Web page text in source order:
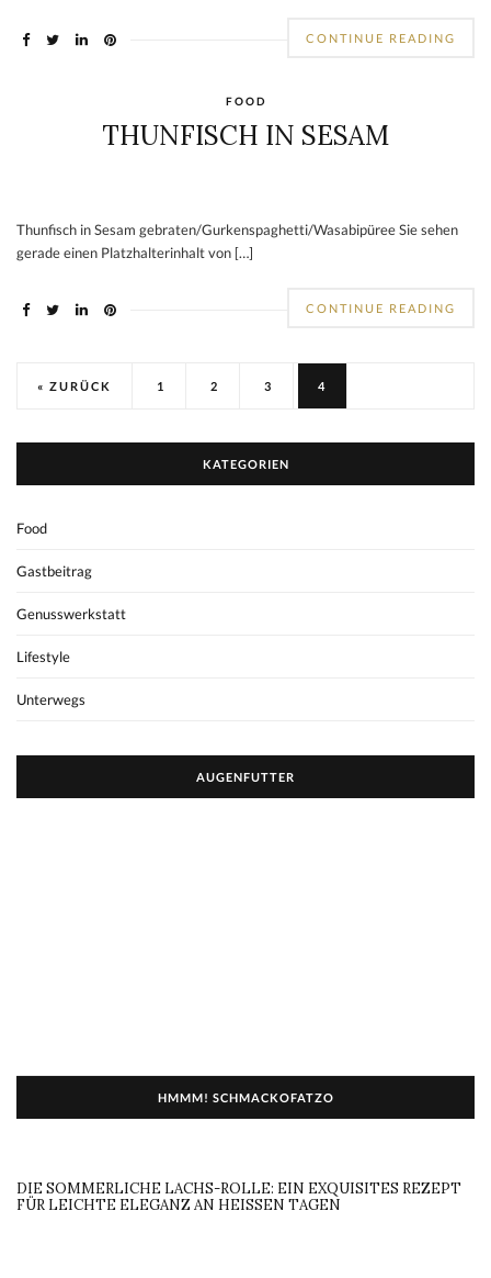
CONTINUE READING
FOOD
THUNFISCH IN SESAM
Thunfisch in Sesam gebraten/Gurkenspaghetti/Wasabipüree Sie sehen
gerade einen Platzhalterinhalt von […]
CONTINUE READING
« ZURÜCK 1 2 3 4
KATEGORIEN
Food
Gastbeitrag
Genusswerkstatt
Lifestyle
Unterwegs
AUGENFUTTER
HMMM! SCHMACKOFATZO
DIE SOMMERLICHE LACHS-ROLLE: EIN EXQUISITES REZEPT
FÜR LEICHTE ELEGANZ AN HEISSEN TAGEN